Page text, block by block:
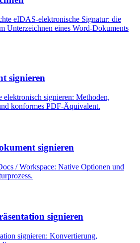
eIDAS-elektronische Signatur: die
Unterzeichnen eines Word-Dokuments
signieren
signieren: Methoden,
konformes PDF-Äquivalent.
signieren
/ Workspace: Native Optionen und
signieren
signieren: Konvertierung,